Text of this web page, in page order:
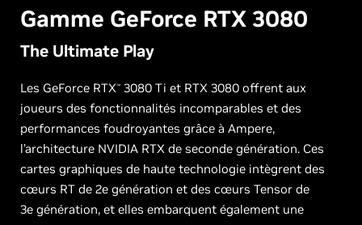
Gamme GeForce RTX 3080
The Ultimate Play
Les GeForce RTX™ 3080 Ti et RTX 3080 offrent aux
joueurs des fonctionnalités incomparables et des
performances foudroyantes grâce à Ampere,
l’architecture NVIDIA RTX de seconde génération. Ces
cartes graphiques de haute technologie intègrent des
cœurs RT de 2e génération et des cœurs Tensor de
3e génération, et elles embarquent également une